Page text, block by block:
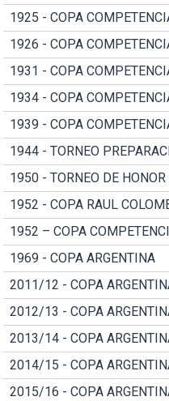
1925 - COPA
1926 - COPA
1931 - COPA
1934 - COPA
1939 - COPA
1944 - TORNEO
1950 - TORNEO DE HONOR
1952 - COPA RAUL
1952 – COPA
1969 - COPA ARGENTINA
2011/12 - COPA
2012/13 - COPA
2013/14 - COPA
2014/15 - COPA
2015/16 - COPA